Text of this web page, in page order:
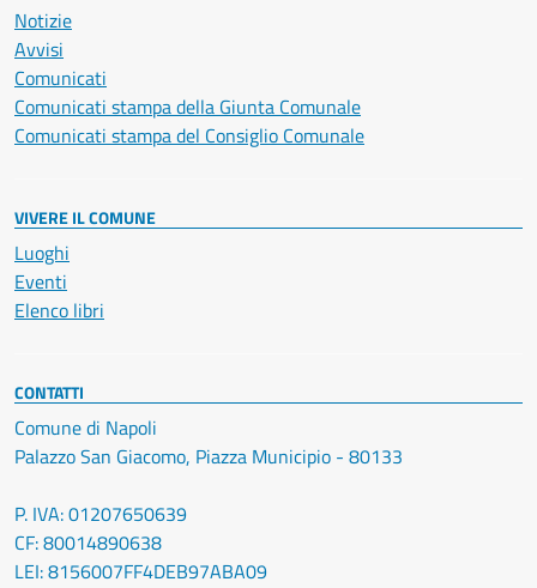
Notizie
Avvisi
Comunicati
Comunicati stampa della Giunta Comunale
Comunicati stampa del Consiglio Comunale
VIVERE IL COMUNE
Luoghi
Eventi
Elenco libri
CONTATTI
Comune di Napoli
Palazzo San Giacomo, Piazza Municipio - 80133
P. IVA: 01207650639
CF: 80014890638
LEI: 8156007FF4DEB97ABA09